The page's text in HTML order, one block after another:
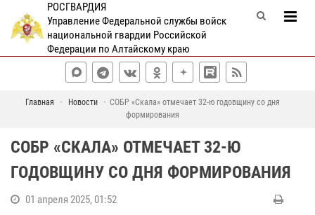
РОСГВАРДИЯ
Управление Федеральной службы войск
национальной гвардии Российской
Федерации по Алтайскому краю
Главная Новости
СОБР «Скала» отмечает 32-ю годовщину со дня
формирования
СОБР «СКАЛА» ОТМЕЧАЕТ 32-Ю
ГОДОВЩИНУ СО ДНЯ ФОРМИРОВАНИЯ
01 апреля 2025, 01:52